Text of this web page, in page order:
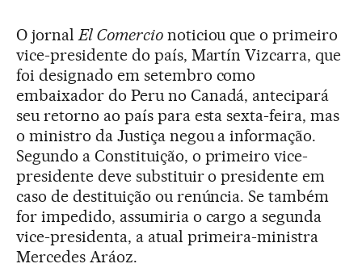
O jornalEl Comercionoticiou que o primeiro
vice-presidente do país, Martín Vizcarra, que
foi designado em setembro como
embaixador do Peru no Canadá, antecipará
seu retorno ao país para esta sexta-feira, mas
o ministro da Justiça negou a informação.
Segundo a Constituição, o primeiro vice-
presidente deve substituir o presidente em
caso de destituição ou renúncia. Se também
for impedido, assumiria o cargo a segunda
vice-presidenta, a atual primeira-ministra
Mercedes Aráoz.